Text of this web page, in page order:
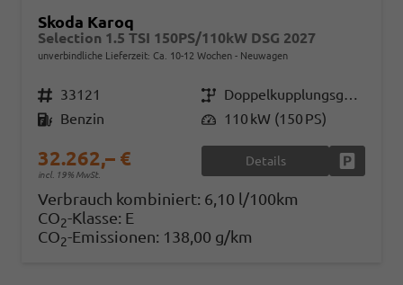
Skoda Karoq
Selection 1.5 TSI 150PS/110kW DSG 2027
unverbindliche Lieferzeit: Ca. 10-12 Wochen Neuwagen
Fahrzeugnr. 33121 Getriebe
Doppelkupplungsgetriebe (DSG)
Kraftstoff Benzin Leistung 110 kW (150 PS)
32.262,– €
incl. 19% MwSt.
Details
Verbrauch kombiniert: 6,10 l/100km
CO2-Klasse: E
CO2-Emissionen: 138,00 g/km